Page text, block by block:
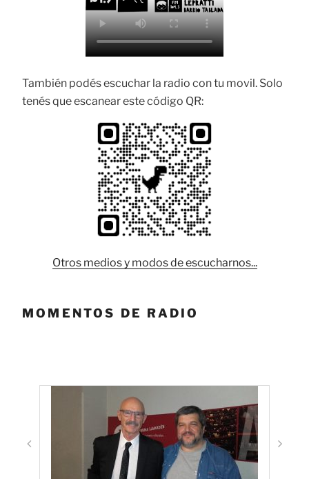
También podés escuchar la radio con tu movil. Solo
tenés que escanear este código QR:
Otros medios y modos de escucharnos...
MOMENTOS DE RADIO